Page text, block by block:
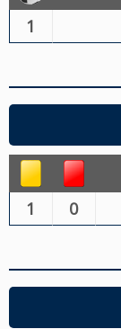
1
1 0